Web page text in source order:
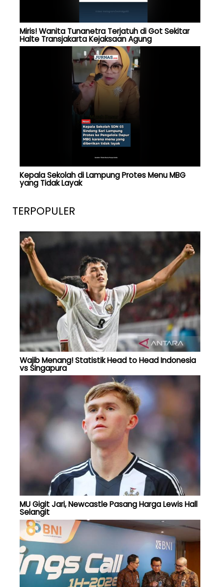
Miris! Wanita Tunanetra Terjatuh di Got Sekitar
Halte Transjakarta Kejaksaan Agung
Kepala Sekolah di Lampung Protes Menu MBG
yang Tidak Layak
TERPOPULER
Wajib Menang! Statistik Head to Head Indonesia
vs Singapura
MU Gigit Jari, Newcastle Pasang Harga Lewis Hall
Selangit